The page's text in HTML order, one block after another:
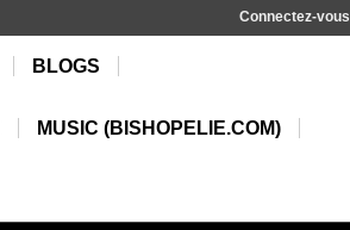
Connectez-vous
BLOGS
MUSIC (BISHOPELIE.COM)